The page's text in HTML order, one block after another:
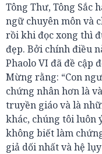
Tông Thư, Tông Sắc
ngữ chuyên môn và
rồi khi đọc xong thì
đẹp. Bởi chính điều
Phaolo VI đã đề cập
Mừng rằng: “Con
chứng nhân hơn là
truyền giáo và là
khác, chúng tôi luôn
không biết làm
giả dối nhất và hệ